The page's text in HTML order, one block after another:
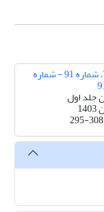
دوره 7، شماره 91 - شماره
جلد اول
295-308